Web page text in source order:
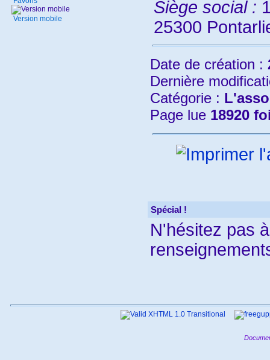
Version mobile
Siège social :
25300
Date de création :
Dernière
Catégorie :
Page lue 18920
Spécial !
N'hésitez pas